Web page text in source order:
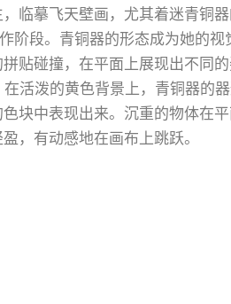
临摹飞天壁画，尤其着迷青铜
阶段。青铜器的形态成为她的视
贴碰撞，在平面上展现出不同
活泼的黄色背景上，青铜器的
块中表现出来。沉重的物体在
，有动感地在画布上跳跃。